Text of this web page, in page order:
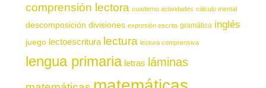
comprensión lectora cuaderno actividades cálculo mental
descomposición divisiones expresión escrita gramática inglés
juego lectoescritura lectura lectura comprensiva
lengua primaria letras láminas